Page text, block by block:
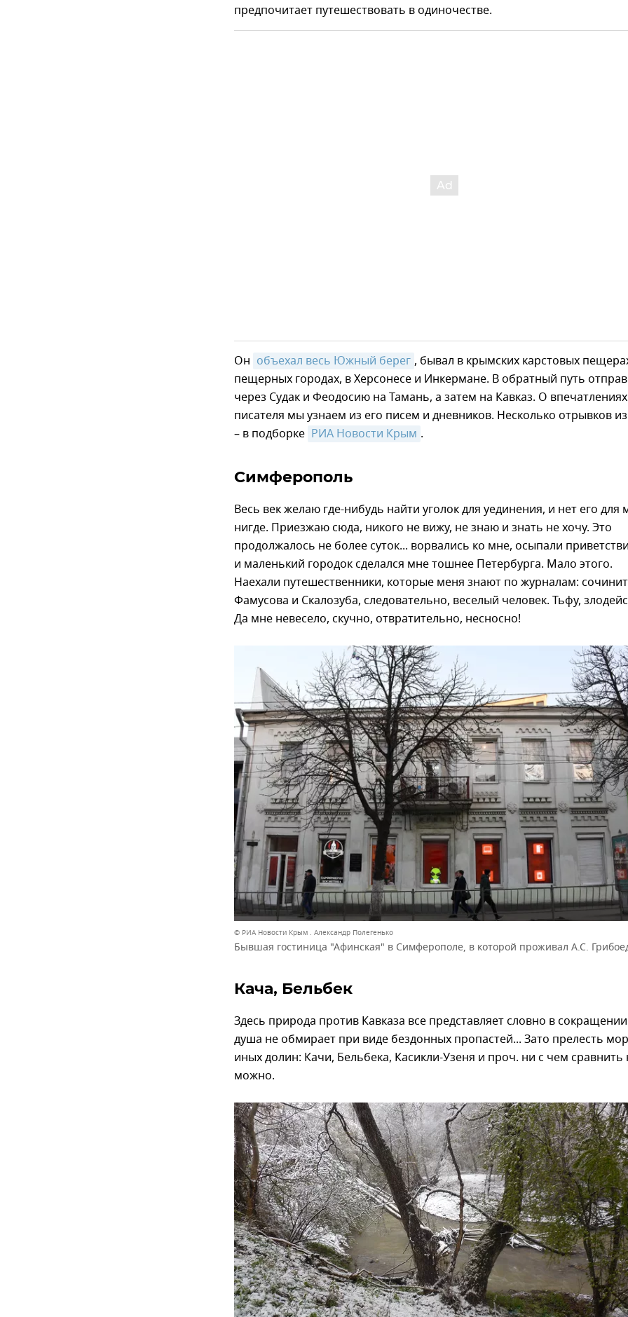
предпочитает путешествовать в одиночестве.
Он объехал весь Южный берег , бывал в крымских карстовых
пещерных городах, в Херсонесе и Инкермане. В обратный путь
через Судак и Феодосию на Тамань, а затем на Кавказ. О впечатлениях
писателя мы узнаем из его писем и дневников. Несколько отрывков
– в подборке РИА Новости Крым .
Симферополь
Весь век желаю где-нибудь найти уголок для уединения, и нет его для
нигде. Приезжаю сюда, никого не вижу, не знаю и знать не хочу. Это
продолжалось не более суток... ворвались ко мне, осыпали
и маленький городок сделался мне тошнее Петербурга. Мало этого.
Наехали путешественники, которые меня знают по журналам:
Фамусова и Скалозуба, следовательно, веселый человек. Тьфу,
Да мне невесело, скучно, отвратительно, несносно!
© РИА Новости Крым . Александр Полегенько
Бывшая гостиница "Афинская" в Симферополе, в которой проживал А.С.
Кача, Бельбек
Здесь природа против Кавказа все представляет словно в
душа не обмирает при виде бездонных пропастей... Зато прелесть
иных долин: Качи, Бельбека, Касикли-Узеня и проч. ни с чем сравнить
можно.